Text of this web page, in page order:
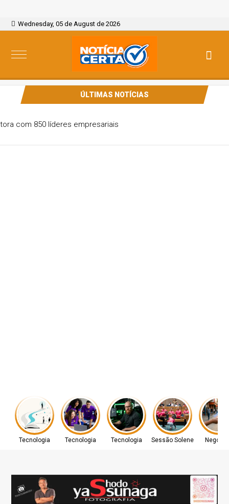
Wednesday, 05 de August de 2026
ÚLTIMAS NOTÍCIAS
Rede Líderes lança editora com 850 líderes empresariais
Tecnologia Tecnologia Tecnologia Sessão Solene